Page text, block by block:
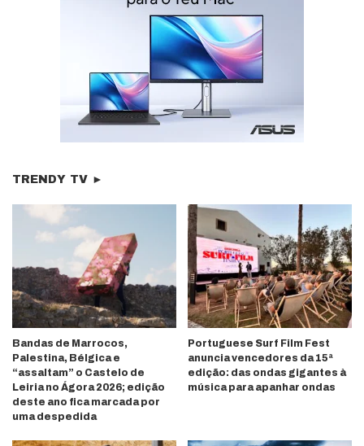
TRENDY TV ►
Bandas de Marrocos,
Palestina, Bélgica e
“assaltam” o Castelo de
Leiria no Ágora 2026; edição
deste ano fica marcada por
uma despedida
Portuguese Surf Film Fest
anuncia vencedores da 15ª
edição: das ondas gigantes à
música para apanhar ondas